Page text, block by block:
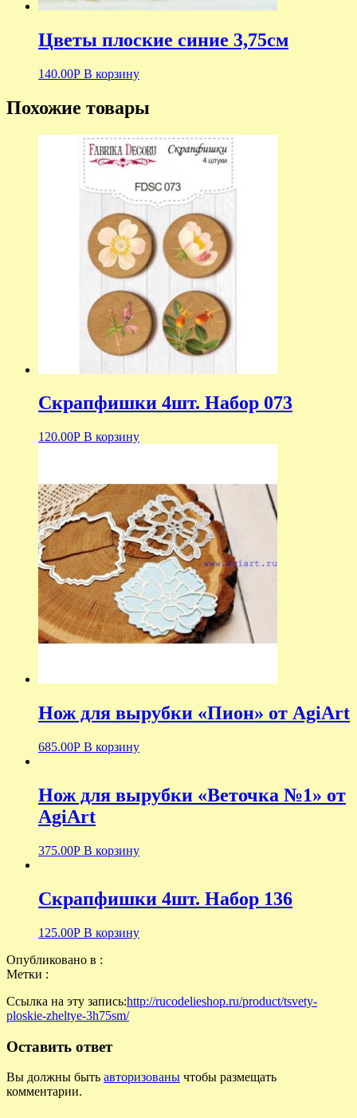
Цветы плоские синие 3,75см
140.00Р В корзину
Похожие товары
Скрапфишки 4шт. Набор 073
120.00Р В корзину
Нож для вырубки «Пион» от AgiArt
685.00Р В корзину
Нож для вырубки «Веточка №1» от
AgiArt
375.00Р В корзину
Скрапфишки 4шт. Набор 136
125.00Р В корзину
Опубликовано в :
Метки :
Ссылка на эту запись:http://rucodelieshop.ru/product/tsvety-
ploskie-zheltye-3h75sm/
Оставить ответ
Вы должны быть авторизованы чтобы размещать
комментарии.